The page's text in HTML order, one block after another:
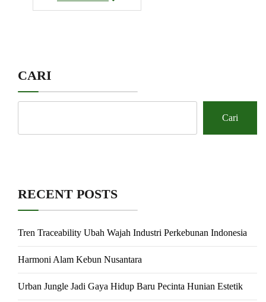
CARI
Cari
RECENT POSTS
Tren Traceability Ubah Wajah Industri Perkebunan Indonesia
Harmoni Alam Kebun Nusantara
Urban Jungle Jadi Gaya Hidup Baru Pecinta Hunian Estetik